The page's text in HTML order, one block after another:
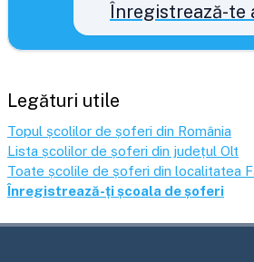
Înregistrează-te
Legături utile
Topul școlilor de șoferi din România
Lista școlilor de șoferi din județul Olt
Toate școlile de șoferi din localitatea
Înregistrează-ți școala de șoferi